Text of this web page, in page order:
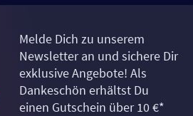
Melde Dich zu unserem
Newsletter an und sichere Dir
exklusive Angebote! Als
Dankeschön erhältst Du
einen Gutschein über 10 €*